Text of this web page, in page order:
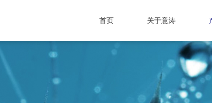
首页 关于意涛